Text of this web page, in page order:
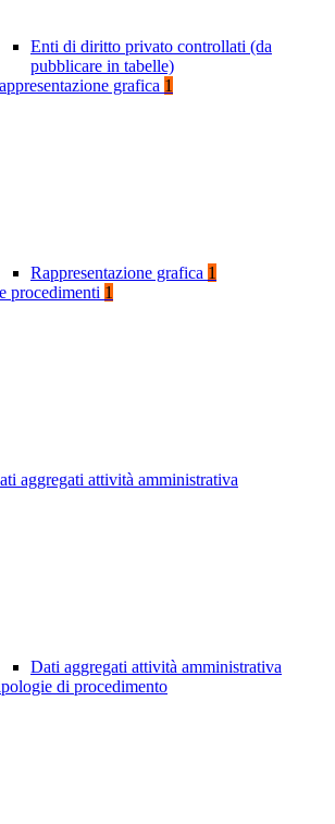
Enti di diritto privato controllati (da
pubblicare in tabelle)
grafica 1
Rappresentazione grafica 1
procedimenti 1
aggregati attività amministrativa
Dati aggregati attività amministrativa
di procedimento